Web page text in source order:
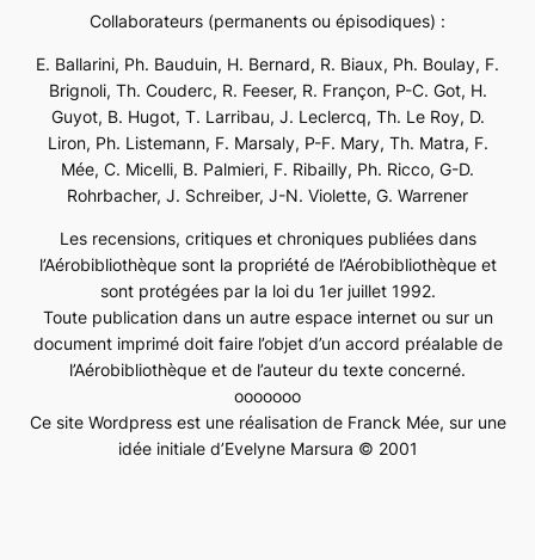
Collaborateurs (permanents ou épisodiques) :
E. Ballarini, Ph. Bauduin, H. Bernard, R. Biaux, Ph. Boulay, F.
Brignoli, Th. Couderc, R. Feeser, R. Françon, P-C. Got, H.
Guyot, B. Hugot, T. Larribau, J. Leclercq, Th. Le Roy, D.
Liron, Ph. Listemann, F. Marsaly, P-F. Mary, Th. Matra, F.
Mée, C. Micelli, B. Palmieri, F. Ribailly, Ph. Ricco, G-D.
Rohrbacher, J. Schreiber, J-N. Violette, G. Warrener
Les recensions, critiques et chroniques publiées dans
l’Aérobibliothèque sont la propriété de l’Aérobibliothèque et
sont protégées par la loi du 1er juillet 1992.
Toute publication dans un autre espace internet ou sur un
document imprimé doit faire l’objet d’un accord préalable de
l’Aérobibliothèque et de l’auteur du texte concerné.
ooooooo
Ce site Wordpress est une réalisation de Franck Mée, sur une
idée initiale d’Evelyne Marsura © 2001